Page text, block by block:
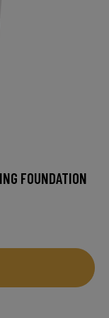
FOUNDATION